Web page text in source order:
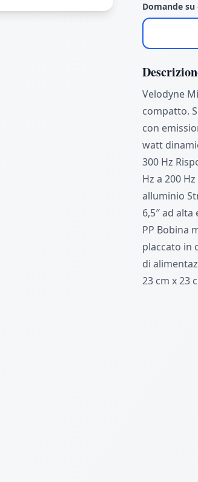
Domande
Velodyne
compatto.
con
watt
300 Hz
Hz a 200
alluminio
6,5″ ad
PP Bobina
placcato in
di
23 cm x 23